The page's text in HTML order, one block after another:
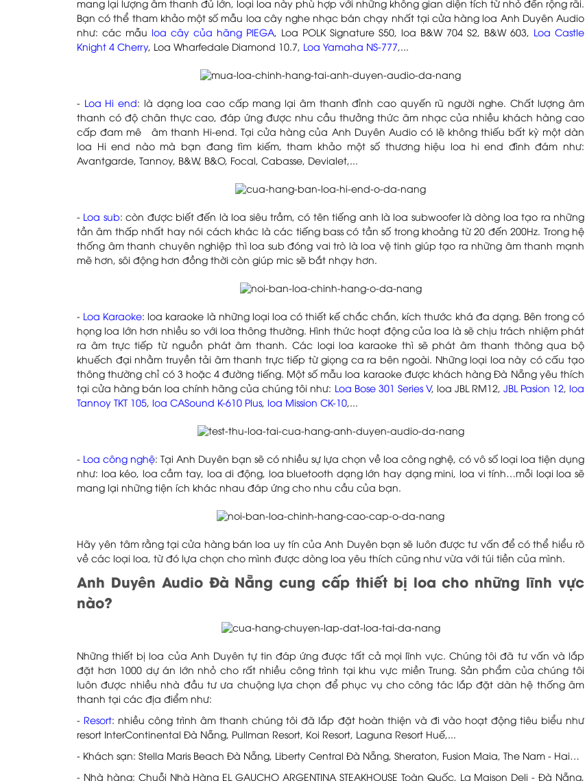
mang lại lượng âm thanh đủ lớn, loại loa này phù hợp với những không gian diện tích từ nhỏ đến rộng rãi.
Bạn có thể tham khảo một số mẫu loa cây nghe nhạc bán chạy nhất tại cửa hàng loa Anh Duyên Audio
như: các mẫu
loa cây của hãng PIEGA, Loa POLK Signature S50, loa B&W 704 S2, B&W 603,
Loa Castle
Knight 4 Cherry, Loa Wharfedale Diamond 10.7, Loa Yamaha NS-777,...
- Loa Hi end : là dạng loa cao cấp mang lại âm thanh đỉnh cao quyến rũ người nghe. Chất lượng âm
thanh có độ chân thực cao, đáp ứng được nhu cầu thưởng thức âm nhạc của nhiều khách hàng cao
cấp đam mê âm thanh Hi-end. Tại cửa hàng của Anh Duyên Audio có lẽ không thiếu bất kỳ một dàn
loa Hi end nào mà bạn đang tìm kiếm, tham khảo một số thương hiệu loa hi end đình đám như:
Avantgarde, Tannoy, B&W, B&O, Focal, Cabasse, Devialet,...
- Loa sub: còn được biết đến là loa siêu trầm, có tên tiếng anh là loa subwoofer là dòng loa tạo ra những
tần âm thấp nhất hay nói cách khác là các tiếng bass có tần số trong khoảng từ 20 đến 200Hz. Trong hệ
thống âm thanh chuyên nghiệp thì loa sub đóng vai trò là loa vệ tinh giúp tạo ra những âm thanh mạnh
mẽ hơn, sôi động hơn đồng thời còn giúp mic sẽ bắt nhạy hơn.
- Loa Karaoke: loa karaoke là những loại loa có thiết kế chắc chắn, kích thước khá đa dạng. Bên trong có
họng loa lớn hơn nhiều so với loa thông thường. Hình thức hoạt động của loa là sẽ chịu trách nhiệm phát
ra âm trực tiếp từ nguồn phát âm thanh. Các loại loa karaoke thì sẽ phát âm thanh thông qua bộ
khuếch đại nhằm truyền tải âm thanh trực tiếp từ giọng ca ra bên ngoài. Những loại loa này có cấu tạo
thông thường chỉ có 3 hoặc 4 đường tiếng. Một số mẫu loa karaoke được khách hàng Đà Nẵng yêu thích
tại cửa hàng bán loa chính hãng của chúng tôi như:
Loa Bose 301 Series V, loa JBL RM12, JBL Pasion 12,
loa
Tannoy TKT 105, loa CASound K-610 Plus, loa Mission CK-10,...
- Loa công nghệ: Tại Anh Duyên bạn sẽ có nhiều sự lựa chọn về loa công nghệ, có vô số loại loa tiện dụng
như: loa kéo, loa cầm tay, loa di động, loa bluetooth dạng lớn hay dạng mini, loa vi tính…mỗi loại loa sẽ
mang lại những tiện ích khác nhau đáp ứng cho nhu cầu của bạn.
Hãy yên tâm rằng tại cửa hàng bán loa uy tín của Anh Duyên bạn sẽ luôn được tư vấn để có thể hiểu rõ
về các loại loa, từ đó lựa chọn cho mình được dòng loa yêu thích cũng như vừa với túi tiền của mình.
Anh Duyên Audio Đà Nẵng cung cấp thiết bị loa cho những lĩnh vực
nào?
Những thiết bị loa của Anh Duyên tự tin đáp ứng được tất cả mọi lĩnh vực. Chúng tôi đã tư vấn và lắp
đặt hơn 1000 dự án lớn nhỏ cho rất nhiều công trình tại khu vực miền Trung. Sản phẩm của chúng tôi
luôn được nhiều nhà đầu tư ưa chuộng lựa chọn để phục vụ cho công tác lắp đặt dàn hệ thống âm
thanh tại các địa điểm như:
- Resort: nhiều công trình âm thanh chúng tôi đã lắp đặt hoàn thiện và đi vào hoạt động tiêu biểu như
resort InterContinental Đà Nẵng, Pullman Resort, Koi Resort, Laguna Resort Huế,...
- Khách sạn: Stella Maris Beach Đà Nẵng, Liberty Central Đà Nẵng, Sheraton, Fusion Maia, The Nam - Hai…
- Nhà hàng: Chuỗi Nhà Hàng EL GAUCHO ARGENTINA STEAKHOUSE Toàn Quốc, La Maison Deli - Đà Nẵng,